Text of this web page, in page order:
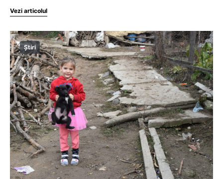
Vezi articolul
Știri